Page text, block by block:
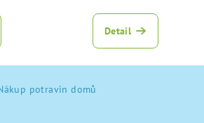
Detail
potravin domů